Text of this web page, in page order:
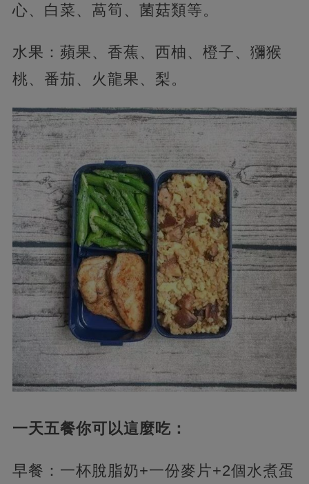
心、白菜、萵筍、菌菇類等。
水果：蘋果、香蕉、西柚、橙子、獼猴
桃、番茄、火龍果、梨。
一天五餐你可以這麼吃：
早餐：一杯脫脂奶+一份麥片+2個水煮蛋